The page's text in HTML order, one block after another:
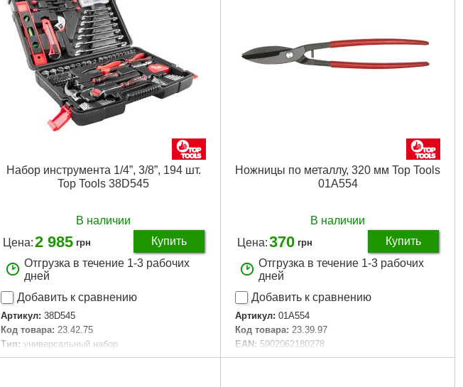
Подробнее...
Набор инструмента 1/4”, 3/8”, 194 шт.
Top Tools 38D545
В наличии
Цена:2 985 грн
Купить
Отгрузка в течение 1-3 рабочих
дней
Добавить к сравнению
Артикул: 38D545
Код товара: 23.42.75
Тип: универсальный набор
Материал: углеродистая сталь, пластик
Ножницы по металлу, 320 мм Top Tools
01A554
В наличии
Цена:370 грн
Купить
Отгрузка в течение 1-3 рабочих
дней
Добавить к сравнению
Артикул: 01A554
Код товара: 23.39.97
EAN: 5902062180278
Максимальная толщина резки: 1.2 mm